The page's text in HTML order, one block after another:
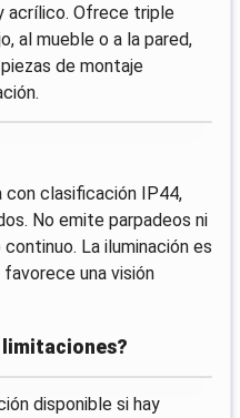
acrílico. Ofrece triple
al mueble o a la pared,
de montaje
con clasificación IP44,
No emite parpadeos ni
La iluminación es
favorece una visión
limitaciones?
disponible si hay